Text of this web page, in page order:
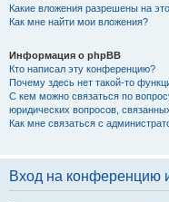
Какие вложения разрешены на
Как мне найти мои вложения?
Информация о phpBB
Кто написал эту конференцию?
Почему здесь нет такой-то
С кем можно связаться по
юридических вопросов,
Как мне связаться с
Вход на конференцию